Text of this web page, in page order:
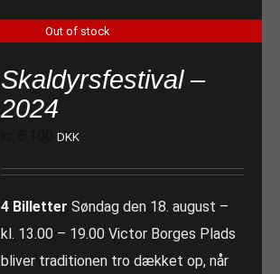
Out of stock
Skaldyrsfestival –
2024
DKK
4 Billetter Søndag den 18. august –
kl. 13.00 – 19.00 Victor Borges Plads
bliver traditionen tro dækket op, når